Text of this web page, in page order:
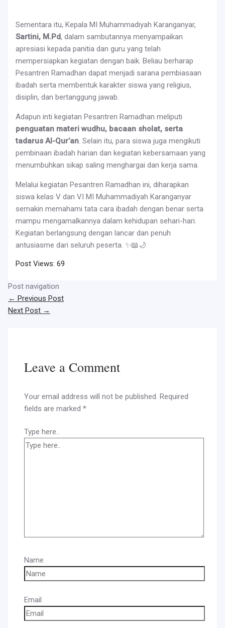
Sementara itu, Kepala MI Muhammadiyah Karanganyar,
Sartini, M.Pd, dalam sambutannya menyampaikan
apresiasi kepada panitia dan guru yang telah
mempersiapkan kegiatan dengan baik. Beliau berharap
Pesantren Ramadhan dapat menjadi sarana pembiasaan
ibadah serta membentuk karakter siswa yang religius,
disiplin, dan bertanggung jawab.
Adapun inti kegiatan Pesantren Ramadhan meliputi
penguatan materi wudhu, bacaan sholat, serta
tadarus Al-Qur’an . Selain itu, para siswa juga mengikuti
pembinaan ibadah harian dan kegiatan kebersamaan yang
menumbuhkan sikap saling menghargai dan kerja sama.
Melalui kegiatan Pesantren Ramadhan ini, diharapkan
siswa kelas V dan VI MI Muhammadiyah Karanganyar
semakin memahami tata cara ibadah dengan benar serta
mampu mengamalkannya dalam kehidupan sehari-hari.
Kegiatan berlangsung dengan lancar dan penuh
antusiasme dari seluruh peserta. ✨📖🌙
Post Views: 69
Post navigation
← Previous Post
Next Post →
Leave a Comment
Your email address will not be published. Required
fields are marked*
Type here..
Name
Email